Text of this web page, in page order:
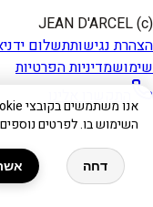
(c) JEAN D'ARCEL
הצהרת נגישותתשלום ידני
שימושמדיניות הפרטיות
השימוש בו. לפרטים נוספים
דחה